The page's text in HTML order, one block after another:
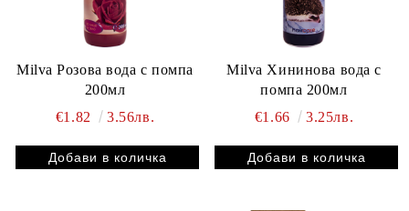
Milva Розова вода с помпа
200мл
€1.82
3.56лв.
Milva Хининова вода с
помпа 200мл
€1.66
3.25лв.